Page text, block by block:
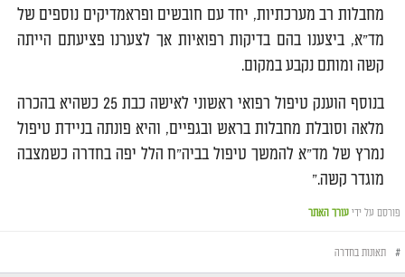
מחבלות רב מערכתיות, יחד עם חובשים ופראמדיקים נוספים של
מד"א, ביצענו בהם בדיקות רפואיות אך לצערנו פציעתם הייתה
קשה ומותם נקבע במקום.
בנוסף הוענק טיפול רפואי ראשוני לאישה כבת 25 כשהיא בהכרה
מלאה וסובלת מחבלות בראש ובגפיים, והיא פונתה בניידת טיפול
נמרץ של מד"א להמשך טיפול בביה"ח הלל יפה בחדרה כשמצבה
מוגדר קשה."
פורסם על ידי עורך האתר
# תאונות בחדרה